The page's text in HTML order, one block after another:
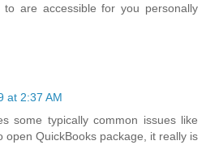
are accessible for you personally
at 2:37 AM
some typically common issues like
open QuickBooks package, it really is